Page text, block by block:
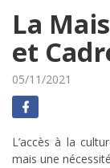
La
et
05/11/2021
L’accès à la
mais une